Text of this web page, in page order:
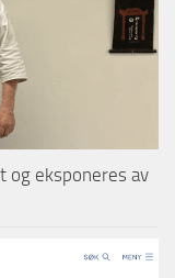
og eksponeres av